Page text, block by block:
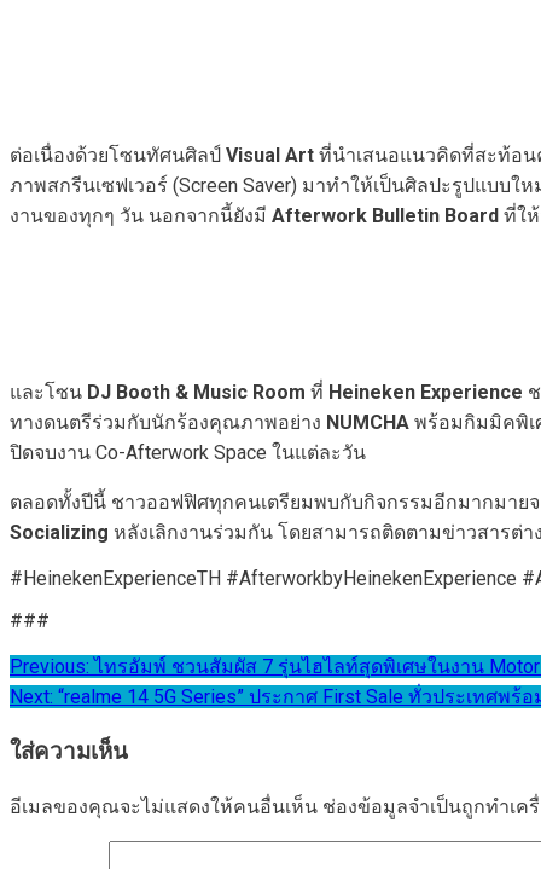
ต่อเนื่องด้วยโซนทัศนศิลป์ Visual Art ที่นำเสนอแนวคิดที่สะท้อน
ภาพสกรีนเซฟเวอร์ (Screen Saver) มาทำให้เป็นศิลปะรูปแบบ
งานของทุกๆ วัน นอกจากนี้ยังมี Afterwork Bulletin Board ที่ใ
และโซน DJ Booth & Music Room ที่ Heineken Experience
ทางดนตรีร่วมกับนักร้องคุณภาพอย่าง NUMCHA พร้อมกิมมิคพิเ
ปิดจบงาน Co-Afterwork Space ในแต่ละวัน
ตลอดทั้งปีนี้ ชาวออฟฟิศทุกคนเตรียมพบกับกิจกรรมอีกมากมาย
Socializing หลังเลิกงานร่วมกัน โดยสามารถติดตามข่าวสารต่า
#HeinekenExperienceTH #AfterworkbyHeinekenExperience
###
แนะแนว
เรื่อง
Previous: ไทรอัมพ์ ชวนสัมผัส 7 รุ่นไฮไลท์สุดพิเศษในงาน
Next: “realme 14 5G Series” ประกาศ First Sale ทั่วประเทศพร้
ใส่ความเห็น
อีเมลของคุณจะไม่แสดงให้คนอื่นเห็น ช่องข้อมูลจำเป็นถูกทำเค